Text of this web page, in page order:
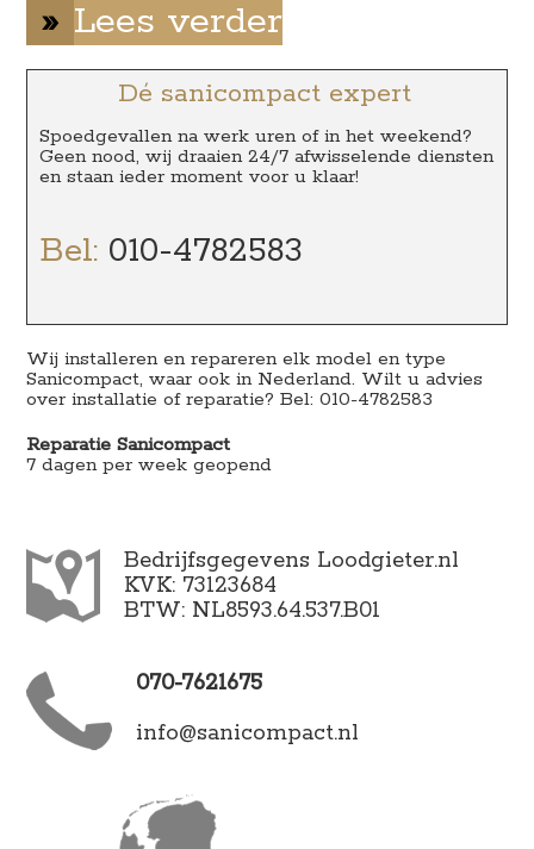
» Lees verder
Dé sanicompact expert
Spoedgevallen na werk uren of in het weekend?
Geen nood, wij draaien 24/7 afwisselende diensten
en staan ieder moment voor u klaar!
Bel: 010-4782583
Wij installeren en repareren elk model en type
Sanicompact, waar ook in Nederland. Wilt u advies
over installatie of reparatie? Bel: 010-4782583
Reparatie Sanicompact
7 dagen per week geopend
Bedrijfsgegevens Loodgieter.nl
KVK: 73123684
BTW: NL8593.64.537.B01
070-7621675
info@sanicompact.nl